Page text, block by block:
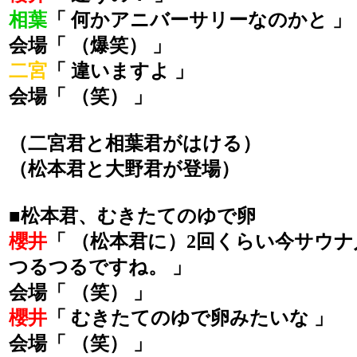
相葉 「 何かアニバーサリーなのかと 」
会場「 （爆笑） 」
二宮 「 違いますよ 」
会場「 （笑） 」
（二宮君と相葉君がはける）
（松本君と大野君が登場）
■松本君、むきたてのゆで卵
櫻井 「 （松本君に）2回くらい今サウ
つるつるですね。 」
会場「 （笑） 」
櫻井 「 むきたてのゆで卵みたいな 」
会場「 （笑） 」